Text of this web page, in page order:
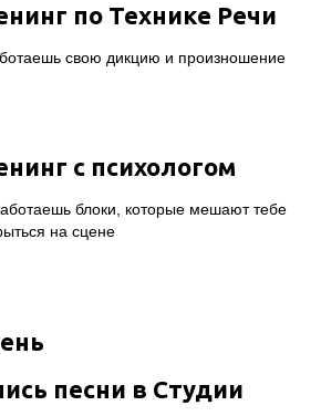
по Технике Речи
свою дикцию и произношение
с психологом
блоки, которые мешают тебе
на сцене
песни в Студии